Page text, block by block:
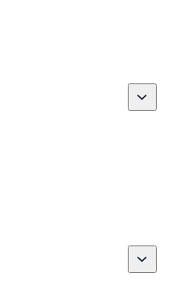
Toggle
Toggle